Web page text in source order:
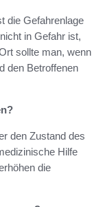
die Gefahrenlage
in Gefahr ist,
sollte man, wenn
den Betroffenen
den Zustand des
Hilfe
die